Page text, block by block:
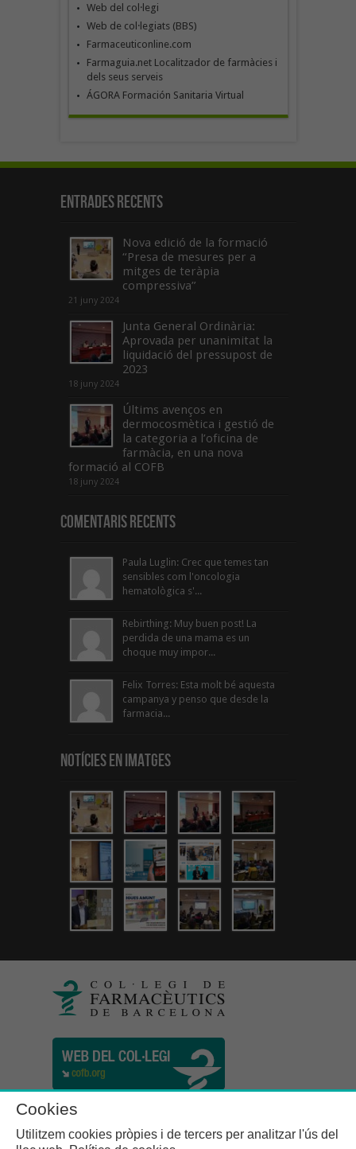
Web del col·legi
Web de col·legiats (BBS)
Farmaceuticonline.com
Farmaguia.net Localitzador de farmàcies i
dels seus serveis
ÁGORA Formación Sanitaria Virtual
Entrades recents
Nova edició de la formació
“Presa de mesures per a
mitges de teràpia
compressiva”
21 juny 2024
Junta General Ordinària:
Aprovada per unanimitat la
liquidació del pressupost de
2023
18 juny 2024
Últims avenços en
dermocosmètica i gestió de
la categoria a l’oficina de
farmàcia, en una nova
formació al COFB
18 juny 2024
Comentaris Recents
Paula Luglin: Crec que temes tan
sensibles com l'oncologia
hematològica s'...
Rebirthing: Muy buen post! La
perdida de una mama es un
choque muy impor...
Felix Torres: Esta molt bé aquesta
campanya y penso que desde la
farmacia...
Notícies en Imatges
Cookies
Utilitzem cookies pròpies i de tercers per analitzar l'ús del